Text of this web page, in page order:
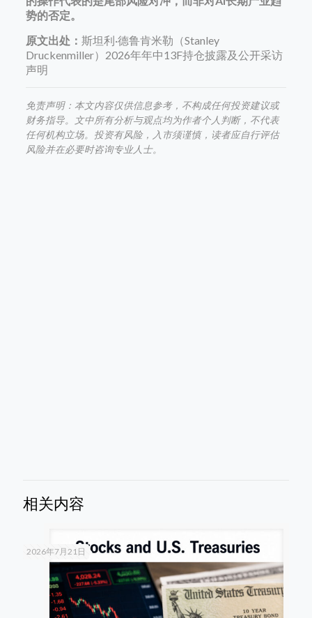
势的否定。
原文出处： 斯坦利·德鲁肯米勒（Stanley
Druckenmiller）2026年年中13F持仓披露及公开采访
声明
免责声明：本文内容仅供信息参考，不构成任何投资建议或
财务指导。文中所有分析与观点均为作者个人判断，不代表
任何机构立场。投资有风险，入市须谨慎，读者应自行评估
风险并在必要时咨询专业人士。
相关内容
2026年7月21日